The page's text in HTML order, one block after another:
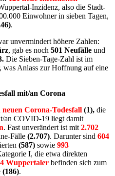
Inzidenz, also die Stadt-
Einwohner in sieben Tagen,
.
unvermindert höhere Zahlen:
, gab es noch 501 Neufälle und
Die Sieben-Tage-Zahl ist im
was Anlass zur Hoffnung auf eine
mit/an Corona
neuen Corona-Todesfall (1), die
an COVID-19 liegt damit
. Fast unverändert ist mit 2.702
Fälle (2.707). Darunter sind 604
(587) sowie 993
I, die etwa direkten
Wuppertaler befinden sich zum
(186).